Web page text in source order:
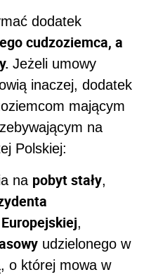
dodatek
cudzoziemca, a
Jeżeli umowy
inaczej, dodatek
mającym
na
Polskiej:
na pobyt stały,
,
udzielonego w
o której mowa w